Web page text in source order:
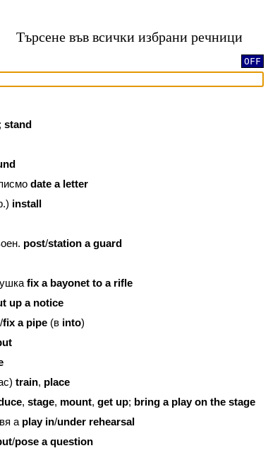
Търсене във всички избрани речници
OFF
stand
date a letter
install
post/station a guard
fix a bayonet to a rifle
up a notice
/fix a pipe(в into)
train, place
, stage, mount, get up; bring a play on the stage
а play in/under rehearsal
/pose a question